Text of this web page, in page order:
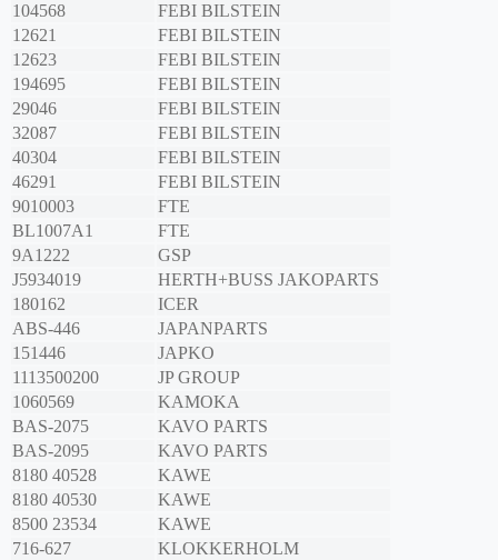
104568
FEBI BILSTEIN
12621
FEBI BILSTEIN
12623
FEBI BILSTEIN
194695
FEBI BILSTEIN
29046
FEBI BILSTEIN
32087
FEBI BILSTEIN
40304
FEBI BILSTEIN
46291
FEBI BILSTEIN
9010003
FTE
BL1007A1
FTE
9A1222
GSP
J5934019
HERTH+BUSS JAKOPARTS
180162
ICER
ABS-446
JAPANPARTS
151446
JAPKO
1113500200
JP GROUP
1060569
KAMOKA
BAS-2075
KAVO PARTS
BAS-2095
KAVO PARTS
8180 40528
KAWE
8180 40530
KAWE
8500 23534
KAWE
716-627
KLOKKERHOLM